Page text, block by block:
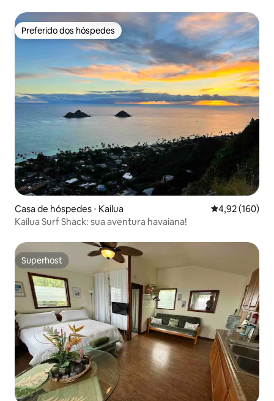
Preferido dos hóspedes
Preferido dos hóspedes
Casa de hóspedes ⋅ Kailua 4,92 de uma
4,92 (160)
Kailua Surf Shack: sua aventura havaiana!
Superhost
Superhost